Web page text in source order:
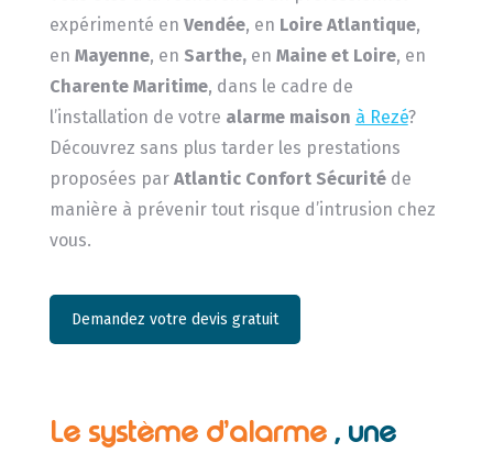
expérimenté en Vendée, en Loire Atlantique,
en Mayenne, en Sarthe, en Maine et Loire, en
Charente Maritime, dans le cadre de
l’installation de votre alarme maison à Rezé?
Découvrez sans plus tarder les prestations
proposées par Atlantic Confort Sécuritéde
manière à prévenir tout risque d’intrusion chez
vous.
Demandez votre devis gratuit
Le système d’alarme , une